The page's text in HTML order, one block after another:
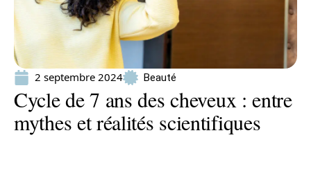
2 septembre 2024 Beauté
Cycle de 7 ans des cheveux : entre
mythes et réalités scientifiques